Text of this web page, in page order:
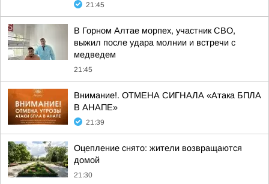
21:45
В Горном Алтае морпех, участник СВО,
выжил после удара молнии и встречи с
медведем
21:45
Внимание!. ОТМЕНА СИГНАЛА «Атака БПЛА
В АНАПЕ»
21:39
Оцепление снято: жители возвращаются
домой
21:30